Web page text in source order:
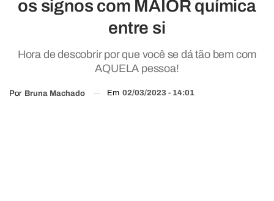
os signos com MAIOR química
entre si
Hora de descobrir por que você se dá tão bem com
AQUELA pessoa!
Por Bruna Machado Em 02/03/2023 - 14:01